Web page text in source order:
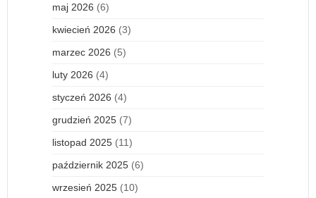
maj 2026 (6)
kwiecień 2026 (3)
marzec 2026 (5)
luty 2026 (4)
styczeń 2026 (4)
grudzień 2025 (7)
listopad 2025 (11)
październik 2025 (6)
wrzesień 2025 (10)